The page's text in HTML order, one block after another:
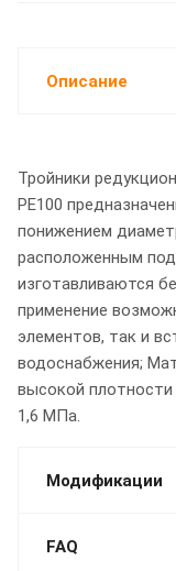
Описание
Тройники
PE100
понижением
расположенным
изготавливаются
применение
элементов, так и
водоснабжения;
высокой
1,6 МПа.
Модификации
FAQ